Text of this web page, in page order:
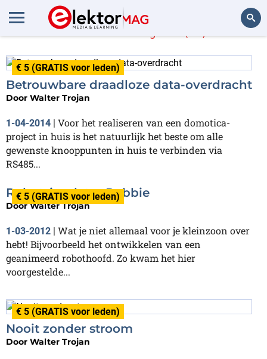
Walter Trojan
€ 5 (GRATIS voor leden)
Betrouwbare draadloze data-overdracht
Door Walter Trojan
1-04-2014 | Voor het realiseren van een domotica-
project in huis is het natuurlijk het beste om alle
gewenste knooppunten in huis te verbinden via
RS485...
€ 5 (GRATIS voor leden)
Robotsimulator Robbie
DoorWalter Trojan
1-03-2012 | Wat je niet allemaal voor je kleinzoon over
hebt! Bijvoorbeeld het ontwikkelen van een
geanimeerd robothoofd. Zo kwam het hier
voorgestelde...
€ 5 (GRATIS voor leden)
Nooit zonder stroom
Door Walter Trojan